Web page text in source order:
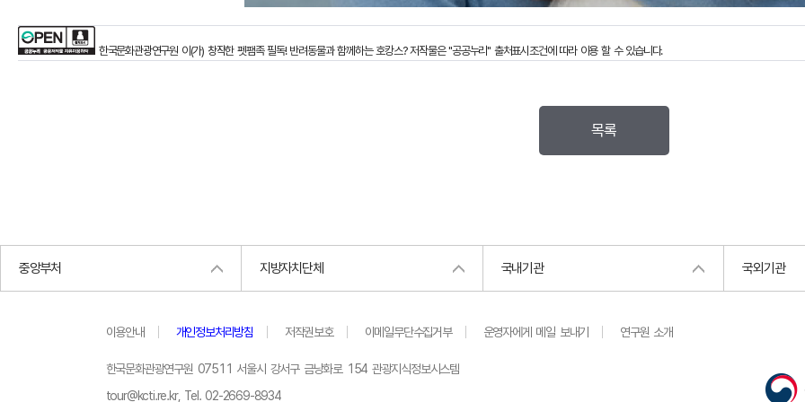
한국문화관광연구원 이(가) 창작한펫팸족 필독! 반려동물과 함께하는 호캉스?저작물은 "공공누리" 출처표시조건에 따라 이용 할 수 있습니다.
목록
중앙부처 지방자치단체 국내기관 국외기관
이용안내 개인정보처리방침 저작권보호 이메일무단수집거부 운영자에게 메일 보내기 연구원 소개
한국문화관광연구원 07511 서울시 강서구 금낭화로 154 관광지식정보시스템
tour@kcti.re.kr, Tel. 02-2669-8934